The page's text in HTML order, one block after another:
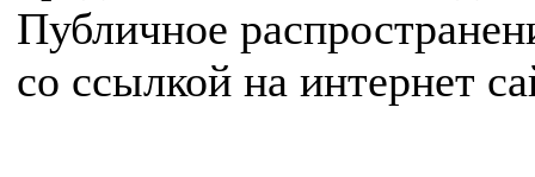
Публичное
со ссылкой на интернет